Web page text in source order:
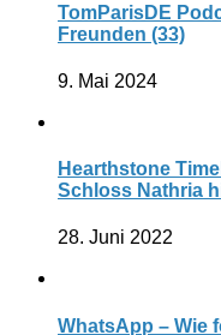
TomParisDE
Freunden (33)
9. Mai 2024
Hearthstone
Schloss Nathria
28. Juni 2022
WhatsApp – Wie